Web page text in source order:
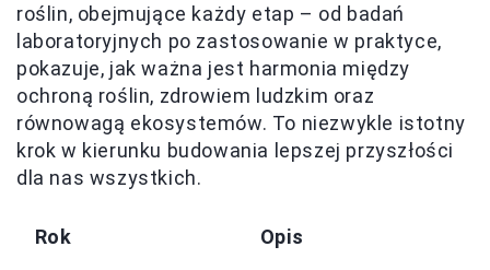
roślin, obejmujące każdy etap – od badań
laboratoryjnych po zastosowanie w praktyce,
pokazuje, jak ważna jest harmonia między
ochroną roślin, zdrowiem ludzkim oraz
równowagą ekosystemów. To niezwykle istotny
krok w kierunku budowania lepszej przyszłości
dla nas wszystkich.
Rok Opis